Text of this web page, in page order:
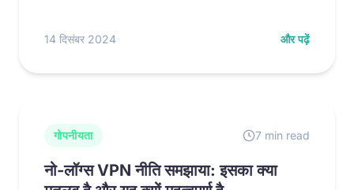
14 दिसंबर 2024 और पढ़ें
गोपनीयता 7 min read
नो-लॉग्स VPN नीति समझाया: इसका क्या